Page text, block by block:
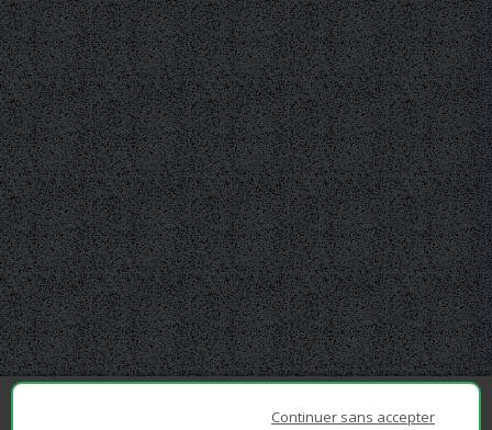
Continuer sans accepter